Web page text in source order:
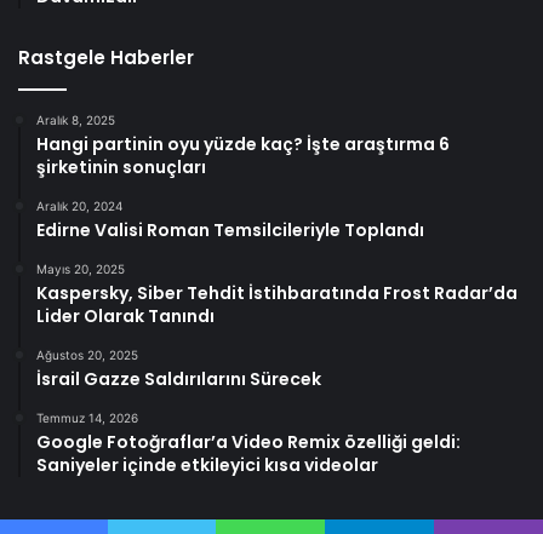
Rastgele Haberler
Aralık 8, 2025
Hangi partinin oyu yüzde kaç? İşte araştırma 6
şirketinin sonuçları
Aralık 20, 2024
Edirne Valisi Roman Temsilcileriyle Toplandı
Mayıs 20, 2025
Kaspersky, Siber Tehdit İstihbaratında Frost Radar’da
Lider Olarak Tanındı
Ağustos 20, 2025
İsrail Gazze Saldırılarını Sürecek
Temmuz 14, 2026
Google Fotoğraflar’a Video Remix özelliği geldi:
Saniyeler içinde etkileyici kısa videolar